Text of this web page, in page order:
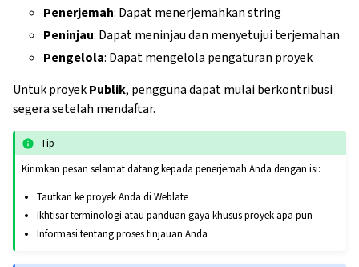
Penerjemah: Dapat menerjemahkan string
Peninjau: Dapat meninjau dan menyetujui terjemahan
Pengelola: Dapat mengelola pengaturan proyek
Untuk proyekPublik, pengguna dapat mulai berkontribusi
segera setelah mendaftar.
Tip
Kirimkan pesan selamat datang kepada penerjemah Anda dengan isi:
Tautkan ke proyek Anda di Weblate
Ikhtisar terminologi atau panduan gaya khusus proyek apa pun
Informasi tentang proses tinjauan Anda